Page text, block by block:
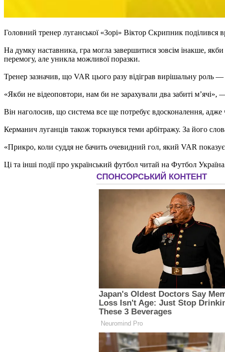
Головний тренер луганської «Зорі» Віктор Скрипник
На думку наставника, гра могла завершитися зовсім інакше,
перемогу, але уникла можливої поразки.
Тренер зазначив, що VAR цього разу відіграв вирішальну роль
«Якби не відеоповтори, нам би не зарахували два забиті
Він наголосив, що система все ще потребує вдосконалення,
Керманич луганців також торкнувся теми арбітражу. За його
«Прикро, коли суддя не бачить очевидний гол, який VAR
Ці та інші події про український футбол читай на Футбол